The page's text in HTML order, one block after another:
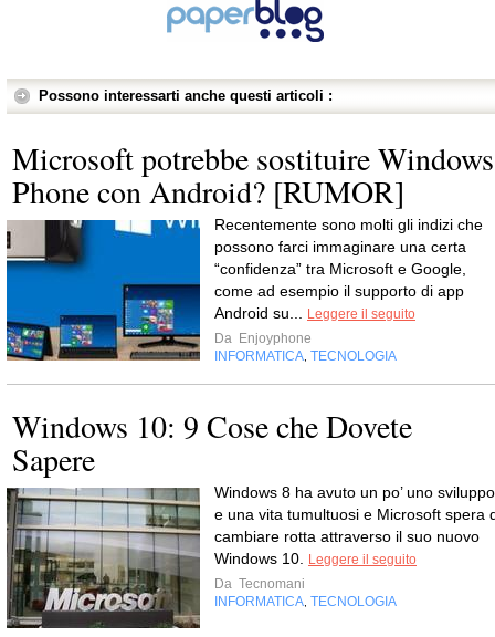
Possono interessarti anche questi articoli :
Microsoft potrebbe sostituire Windows
Phone con Android? [RUMOR]
Recentemente sono molti gli indizi che
possono farci immaginare una certa
“confidenza” tra Microsoft e Google,
come ad esempio il supporto di app
Android su...
Leggere il seguito
Da Enjoyphone
INFORMATICA TECNOLOGIA
Windows 10: 9 Cose che Dovete
Sapere
Windows 8 ha avuto un po’ uno sviluppo
e una vita tumultuosi e Microsoft spera
cambiare rotta attraverso il suo nuovo
Windows 10.
Leggere il seguito
Da Tecnomani
INFORMATICA TECNOLOGIA